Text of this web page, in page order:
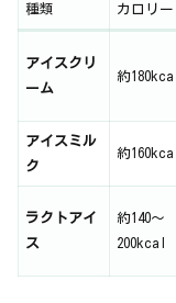
種類 カロリー
アイスクリ
ーム
約180kcal
アイスミル
ク
約160kcal
ラクトアイ
ス
約140〜
200kcal